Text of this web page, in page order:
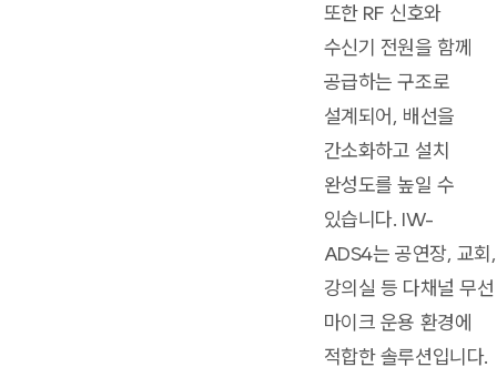
또한 RF 신호와
수신기 전원을 함께
공급하는 구조로
설계되어, 배선을
간소화하고 설치
완성도를 높일 수
있습니다. IW-
ADS4는 공연장, 교회,
강의실 등 다채널 무선
마이크 운용 환경에
적합한 솔루션입니다.